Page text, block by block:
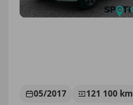
05/2017 121 100 km